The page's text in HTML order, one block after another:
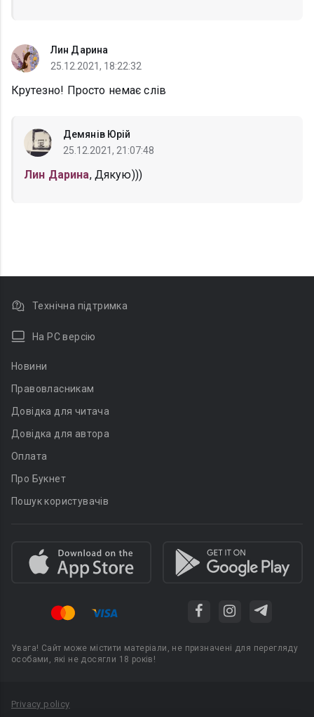
Лин Дарина
25.12.2021, 18:22:32
Крутезно! Просто немає слів
Демянів Юрій
25.12.2021, 21:07:48
Лин Дарина, Дякую)))
Технічна підтримка
На PC версію
Новини
Правовласникам
Довідка для читача
Довідка для автора
Оплата
Про Букнет
Пошук користувачів
Увага! Сайт може містити матеріали, не призначені для перегляду
особами, які не досягли 18 років!
Privacy policy